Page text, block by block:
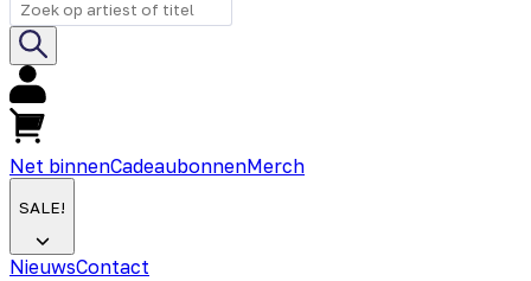
Net binnenCadeaubonnenMerch
SALE!
NieuwsContact